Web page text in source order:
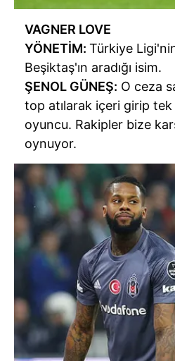
VAGNER LOVE
YÖNETİM: Türkiye
Beşiktaş'ın aradığı isim.
ŞENOL GÜNEŞ: O ceza
top atılarak içeri girip
oyuncu. Rakipler bize
oynuyor.